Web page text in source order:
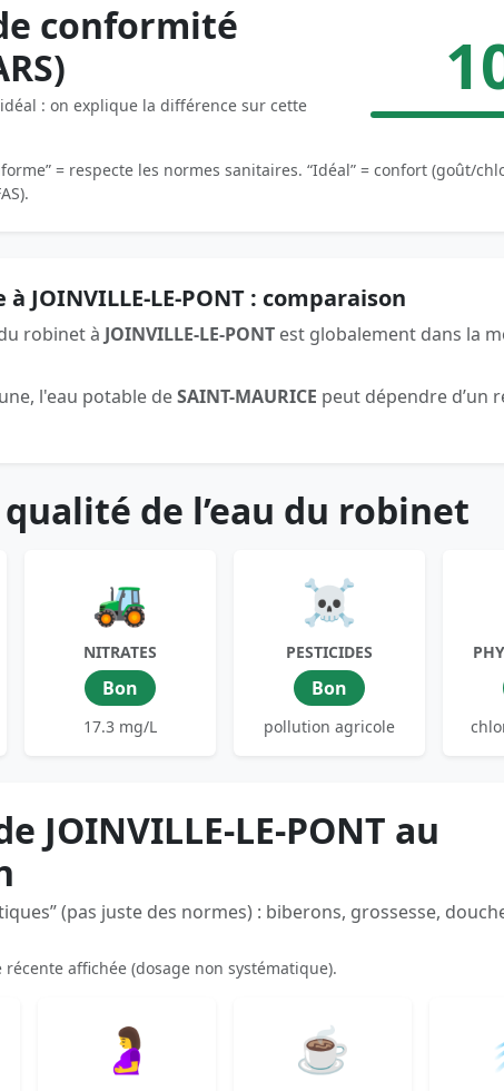
conformité
: on explique la différence sur cette
= respecte les normes sanitaires. “Idéal” = confort (goût/
à JOINVILLE-LE-PONT : comparaison
robinet à JOINVILLE-LE-PONT est globalement dans la
l'eau potable deSAINT-MAURICE peut dépendre d’un
de l’eau du robinet
🚜
NITRATES
Bon
17.3 mg/L
☠️
PESTICIDES
Bon
pollution agricole
JOINVILLE-LE-PONT au
(pas juste des normes) : biberons, grossesse,
récente affichée (dosage non systématique).
🤰 ☕